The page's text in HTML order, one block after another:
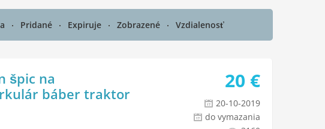
Pridané Expiruje Zobrazené Vzdialenosť
špic na
báber traktor
20 €
20-10-2019
do vymazania